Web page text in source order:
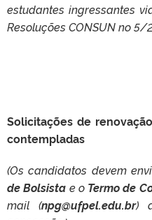
estudantes ingressantes
Resoluções CONSUN no 5/
Solicitações de
contempladas
(Os candidatos devem
de Bolsista e o Termo de
mail (npg@ufpel.edu.br)